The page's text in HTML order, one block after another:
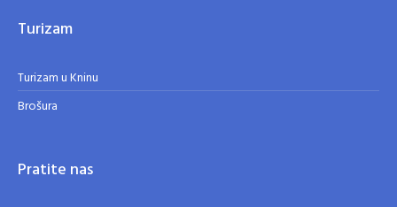
Turizam
Turizam u Kninu
Brošura
Pratite nas